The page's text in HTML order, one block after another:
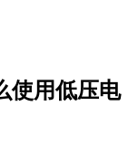
使用低压电